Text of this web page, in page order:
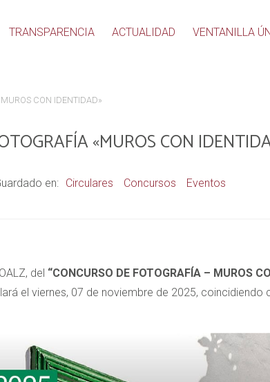
TRANSPARENCIA ACTUALIDAD VENTANILLA
CON IDENTIDAD»
«MUROS CON
en: Circulares Concursos Eventos
del “CONCURSO DE FOTOGRAFÍA – MUROS
el viernes, 07 de noviembre de 2025, coincidiendo